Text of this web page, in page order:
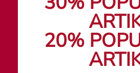
20%